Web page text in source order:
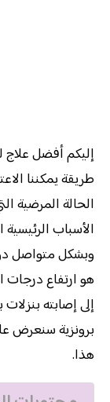
إليكم أفضل علاج
طريقة يمكننا
الحالة المرضية
الأسباب
وبشكل متواصل
هو ارتفاع
إلى إصابته
برونزية سنعرض
هذا.